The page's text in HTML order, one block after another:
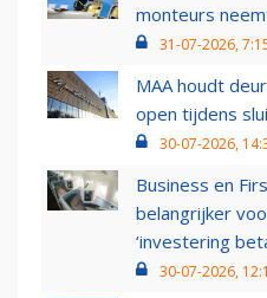
monteurs
31-07-2026,
MAA houdt
open tijdens
30-07-2026,
Business en
belangrijker
‘investering
30-07-2026,